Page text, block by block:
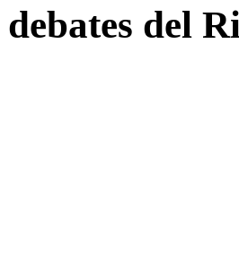
debates del